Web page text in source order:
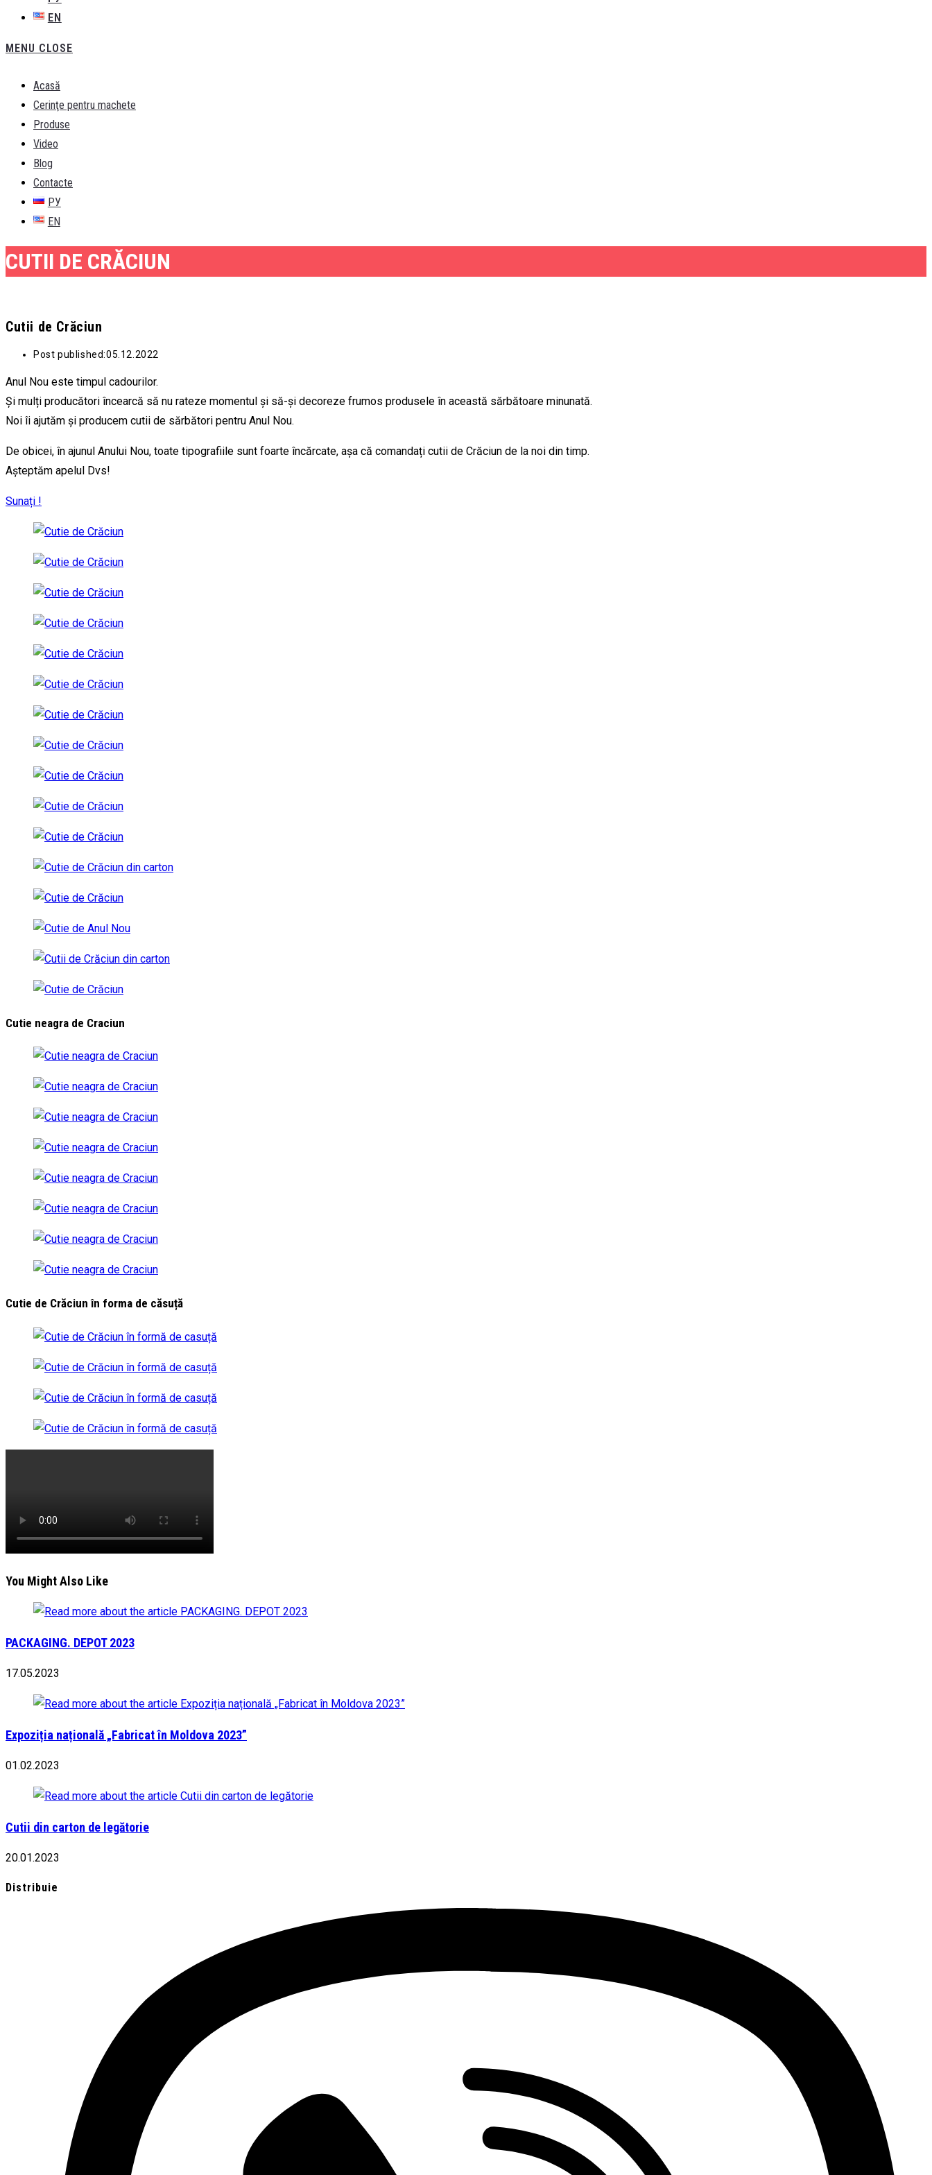
EN
MENU CLOSE
Acasă
Cerinţe pentru machete
Produse
Video
Blog
Contacte
РУ
EN
CUTII DE CRĂCIUN
Cutii de Crăciun
Post published:05.12.2022
Anul Nou este timpul cadourilor.
Și mulți producători încearcă să nu rateze momentul și să-și decoreze frumos produsele în această sărbătoare minunată.
Noi îi ajutăm și producem cutii de sărbători pentru Anul Nou.
De obicei, în ajunul Anului Nou, toate tipografiile sunt foarte încărcate, așa că comandați cutii de Crăciun de la noi din timp.
Așteptăm apelul Dvs!
Sunați !
Cutie neagra de Craciun
Cutie de Crăciun în forma de căsuță
You Might Also Like
PACKAGING. DEPOT 2023
17.05.2023
Expoziția națională „Fabricat în Moldova 2023”
01.02.2023
Cutii din carton de legătorie
20.01.2023
Distribuie